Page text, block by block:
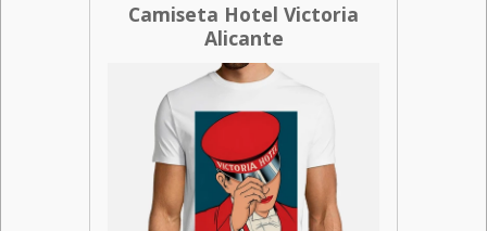
Camiseta Hotel Victoria
Alicante